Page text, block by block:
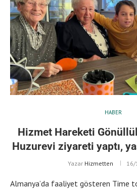
HABER
Hizmet Hareketi
Huzurevi ziyareti yaptı,
Yazar Hizmetten 16/
Almanya’da faaliyet gösteren Time